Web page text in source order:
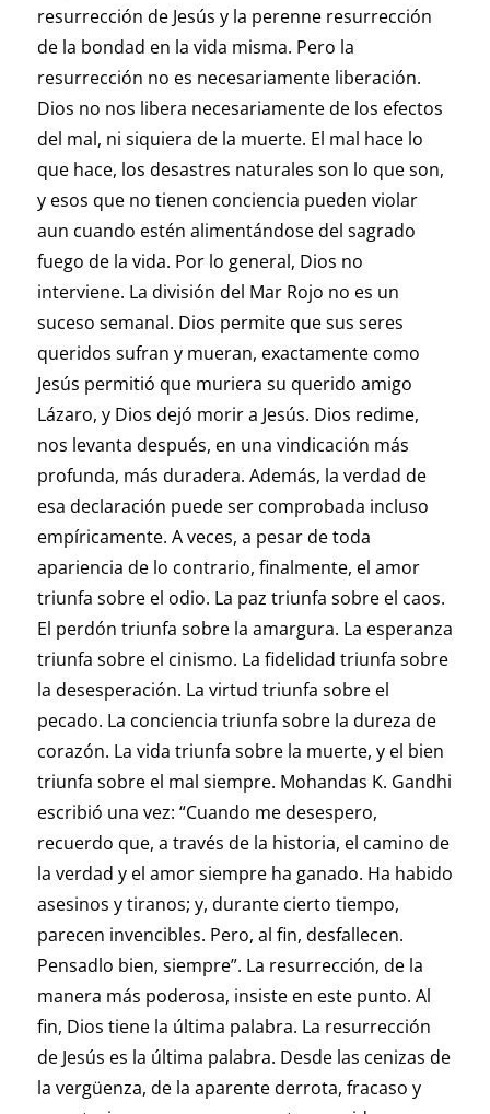
resurrección de Jesús y la perenne resurrección
de la bondad en la vida misma. Pero la
resurrección no es necesariamente liberación.
Dios no nos libera necesariamente de los efectos
del mal, ni siquiera de la muerte. El mal hace lo
que hace, los desastres naturales son lo que son,
y esos que no tienen conciencia pueden violar
aun cuando estén alimentándose del sagrado
fuego de la vida. Por lo general, Dios no
interviene. La división del Mar Rojo no es un
suceso semanal. Dios permite que sus seres
queridos sufran y mueran, exactamente como
Jesús permitió que muriera su querido amigo
Lázaro, y Dios dejó morir a Jesús. Dios redime,
nos levanta después, en una vindicación más
profunda, más duradera. Además, la verdad de
esa declaración puede ser comprobada incluso
empíricamente. A veces, a pesar de toda
apariencia de lo contrario, finalmente, el amor
triunfa sobre el odio. La paz triunfa sobre el caos.
El perdón triunfa sobre la amargura. La esperanza
triunfa sobre el cinismo. La fidelidad triunfa sobre
la desesperación. La virtud triunfa sobre el
pecado. La conciencia triunfa sobre la dureza de
corazón. La vida triunfa sobre la muerte, y el bien
triunfa sobre el mal siempre. Mohandas K. Gandhi
escribió una vez: “Cuando me desespero,
recuerdo que, a través de la historia, el camino de
la verdad y el amor siempre ha ganado. Ha habido
asesinos y tiranos; y, durante cierto tiempo,
parecen invencibles. Pero, al fin, desfallecen.
Pensadlo bien, siempre”. La resurrección, de la
manera más poderosa, insiste en este punto. Al
fin, Dios tiene la última palabra. La resurrección
de Jesús es la última palabra. Desde las cenizas de
la vergüenza, de la aparente derrota, fracaso y